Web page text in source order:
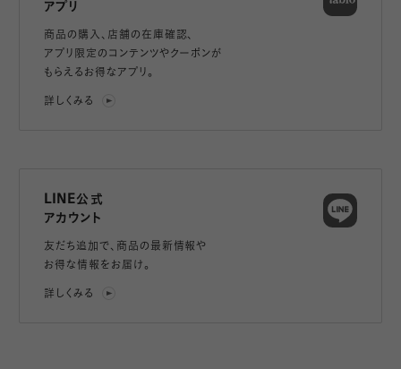
アプリ
商品の購入、店舗の在庫確認、
アプリ限定のコンテンツやクーポンが
もらえるお得なアプリ。
詳しくみる
LINE公式
アカウント
友だち追加で、 商品の最新情報や
お得な情報をお届け。
詳しくみる